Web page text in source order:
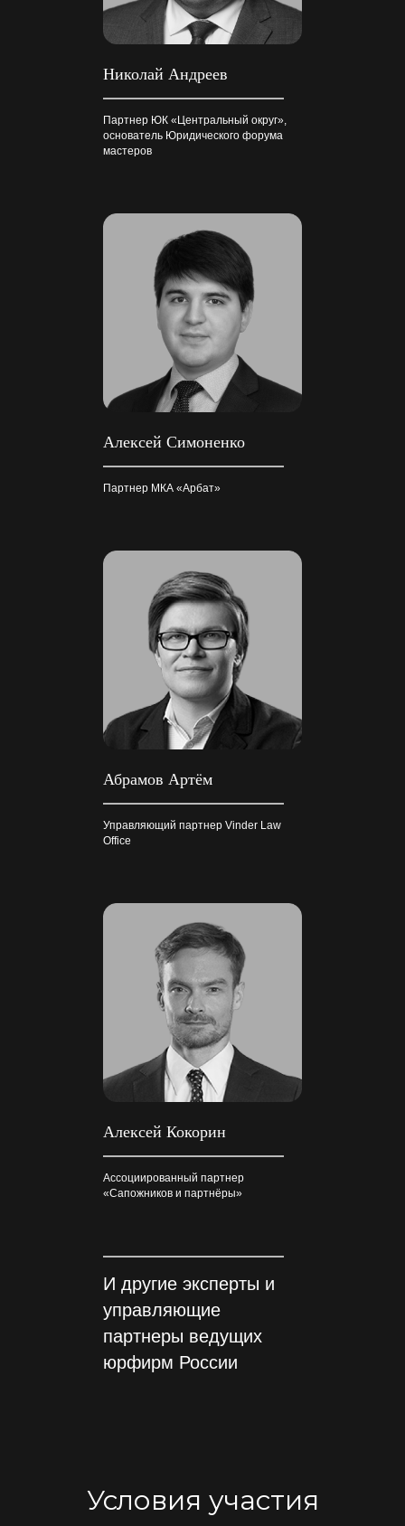
Николай Андреев
Партнер ЮК «Центральный округ»,
основатель Юридического форума
мастеров
Алексей Симоненко
Партнер МКА «Арбат»
Абрамов Артём
Управляющий партнер Vinder Law
Office
Алексей Кокорин
Ассоциированный партнер
«Сапожников и партнёры»
И другие эксперты и
управляющие
партнеры ведущих
юрфирм России
Условия участия